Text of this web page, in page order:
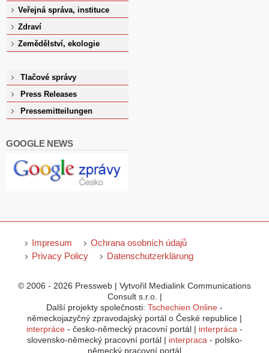
Veřejná správa, instituce
Zdraví
Zemědělství, ekologie
Tlačové správy
Press Releases
Pressemitteilungen
GOOGLE NEWS
Impresum
Ochrana osobních údajů
Privacy Policy
Datenschutzerklärung
© 2006 - 2026 Pressweb | Vytvořil Medialink Communications
Consult s.r.o. |
Další projekty společnosti: Tschechien Online -
německojazyčný zpravodajský portál o České republice |
interpráce - česko-německý pracovní portál | interpráca -
slovensko-německý pracovní portál | interpraca - polsko-
německý pracovní portál